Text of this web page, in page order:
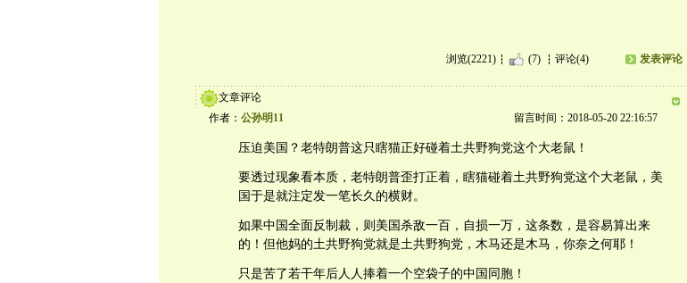
浏览(2221) (7) 评论(4) 发表评论
文章评论
作者： 公孙明11 留言时间：2018-05-20 22:16:57
压迫美国？老特朗普这只瞎猫正好碰着土共野狗党这个大老鼠！
要透过现象看本质，老特朗普歪打正着，瞎猫碰着土共野狗党这个大老鼠，美
国于是就注定发一笔长久的横财。
如果中国全面反制裁，则美国杀敌一百，自损一万，这条数，是容易算出来
的！但他妈的土共野狗党就是土共野狗党，木马还是木马，你奈之何耶！
只是苦了若干年后人人捧着一个空袋子的中国同胞！